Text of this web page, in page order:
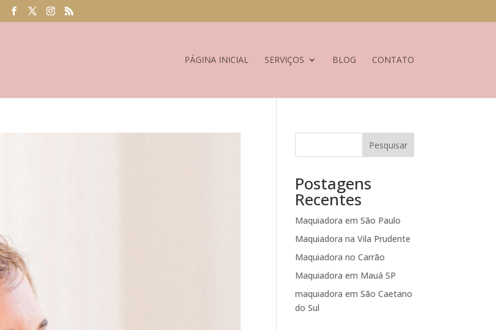
PÁGINA INICIAL SERVIÇOS BLOG CONTATO
Pesquisar
Postagens
Recentes
Maquiadora em São Paulo
Maquiadora na Vila Prudente
Maquiadora no Carrão
Maquiadora em Mauá SP
maquiadora em São Caetano
do Sul